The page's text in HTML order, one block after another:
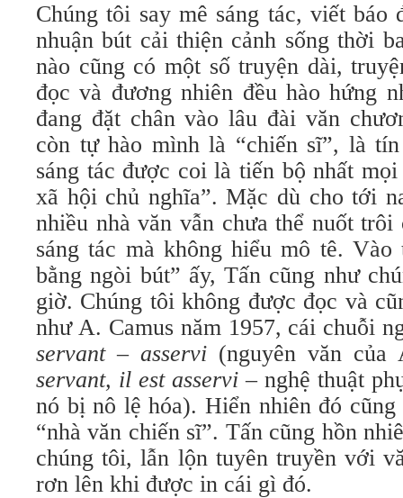
Chúng tôi say mê sáng tác, viết
nhuận bút cải thiện cảnh sống thời
nào cũng có một số truyện dài,
đọc và đương nhiên đều hào hứng
đang đặt chân vào lâu đài văn
còn tự hào mình là “chiến sĩ”, là
sáng tác được coi là tiến bộ nhất
xã hội chủ nghĩa”. Mặc dù cho tới
nhiều nhà văn vẫn chưa thể nuốt trôi
sáng tác mà không hiểu mô tê.
bằng ngòi bút” ấy, Tấn cũng như
giờ. Chúng tôi không được đọc và
như A. Camus năm 1957, cái chuỗi
servant – asservi (nguyên văn
servant, il est asservi – nghệ thuật
nó bị nô lệ hóa). Hiển nhiên đó
“nhà văn chiến sĩ”. Tấn cũng hồn
chúng tôi, lẫn lộn tuyên truyền với
rơn lên khi được in cái gì đó.